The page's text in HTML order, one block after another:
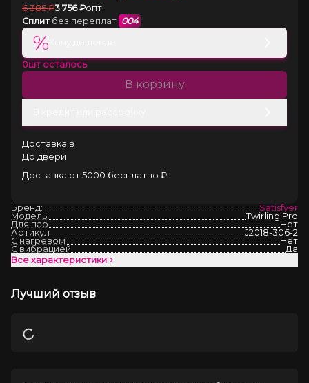
6 385 ₽3 756₽опт
Сплит без переплат 004
%
0шт осталось
В корзину
Доставка в
До двери
Доставка от 5000 бесплатно ₽
Бренд:
Satisfyer
Модель
Twirling Pro
Для пар
Нет
Артикул
J2018-306-2
С нагревом
Нет
С вибрацией
Да
Все характеристики
Лучший отзыв
Загрузка